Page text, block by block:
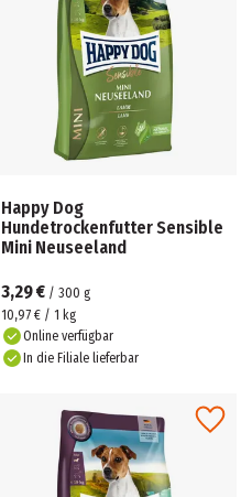
Happy Dog
Hundetrockenfutter Sensible
Mini Neuseeland
3,29 € / 300 g
10,97 € / 1 kg
Online verfügbar
In die Filiale lieferbar